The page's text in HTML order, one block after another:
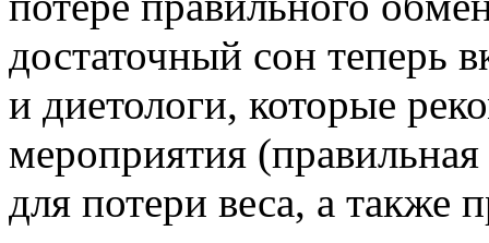
достаточный сон теперь
и диетологи, которые
мероприятия
для потери веса, а также